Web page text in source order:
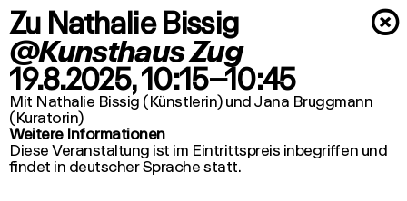
×
Zu Nathalie Bissig
@Kunsthaus Zug
19.8.2025, 10:15–10:45
Mit Nathalie Bissig (Künstlerin) und Jana Bruggmann
(Kuratorin)
Weitere Informationen
Diese Veranstaltung ist im Eintrittspreis inbegriffen und
findet in deutscher Sprache statt.